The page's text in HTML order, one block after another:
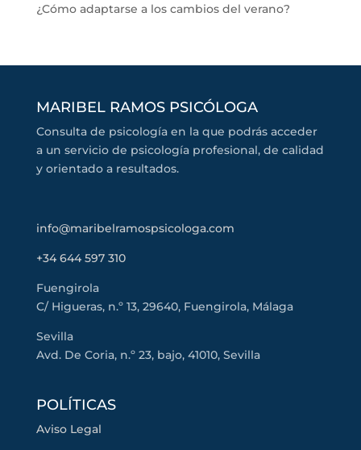
¿Cómo adaptarse a los cambios del verano?
MARIBEL RAMOS PSICÓLOGA
Consulta de psicología en la que podrás acceder
a un servicio de psicología profesional, de calidad
y orientado a resultados.
info@maribelramospsicologa.com
+34 644 597 310
Fuengirola
C/ Higueras, n.º 13, 29640, Fuengirola, Málaga
Sevilla
Avd. De Coria, n.º 23, bajo, 41010, Sevilla
POLÍTICAS
Aviso Legal